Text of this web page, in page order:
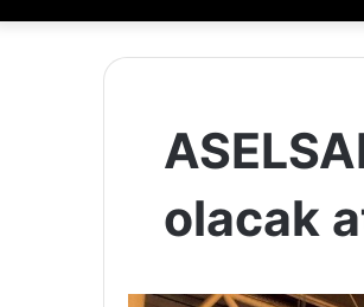
olacak